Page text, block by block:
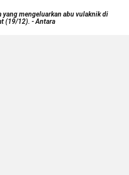
yang mengeluarkan abu vulaknik di
(19/12). - Antara